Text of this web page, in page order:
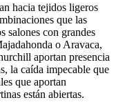
hacia tejidos ligeros
que las
salones con grandes
o Aravaca,
aportan presencia
la caída impecable que
que aportan
están abiertas.